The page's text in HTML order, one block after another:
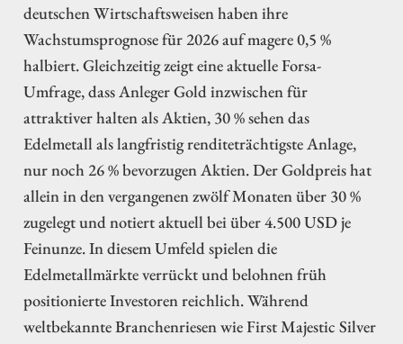
deutschen Wirtschaftsweisen haben ihre
Wachstumsprognose für 2026 auf magere 0,5 %
halbiert. Gleichzeitig zeigt eine aktuelle Forsa-
Umfrage, dass Anleger Gold inzwischen für
attraktiver halten als Aktien, 30 % sehen das
Edelmetall als langfristig renditeträchtigste Anlage,
nur noch 26 % bevorzugen Aktien. Der Goldpreis hat
allein in den vergangenen zwölf Monaten über 30 %
zugelegt und notiert aktuell bei über 4.500 USD je
Feinunze. In diesem Umfeld spielen die
Edelmetallmärkte verrückt und belohnen früh
positionierte Investoren reichlich. Während
weltbekannte Branchenriesen wie First Majestic Silver